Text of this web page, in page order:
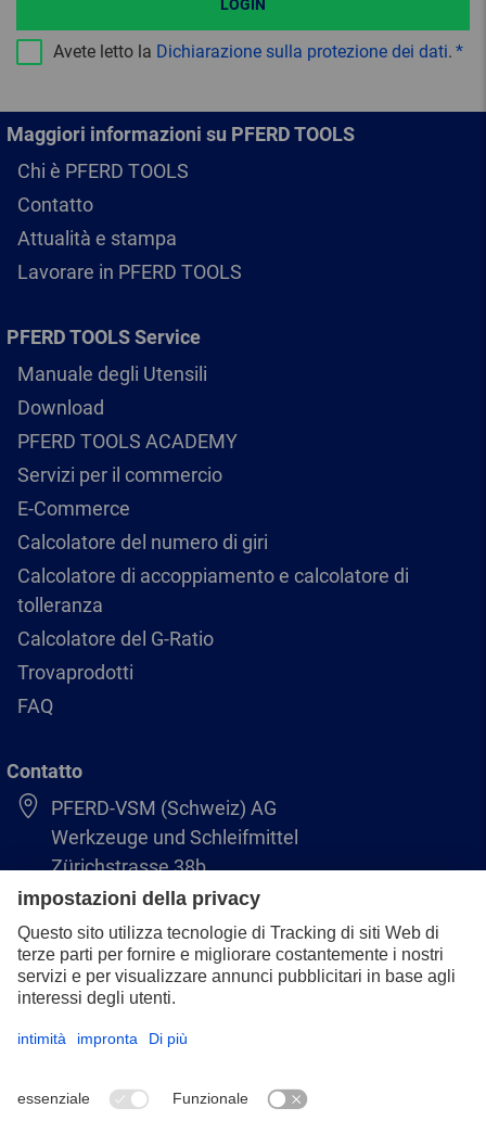
Avete letto la Dichiarazione sulla protezione dei dati.
LOGIN
Maggiori informazioni su PFERD TOOLS
Chi è PFERD TOOLS
Contatto
Attualità e stampa
Lavorare in PFERD TOOLS
PFERD TOOLS Service
Manuale degli Utensili
Download
PFERD TOOLS ACADEMY
Servizi per il commercio
E-Commerce
Calcolatore del numero di giri
Calcolatore di accoppiamento e calcolatore di
tolleranza
Calcolatore del G-Ratio
Trovaprodotti
FAQ
Contatto
PFERD-VSM (Schweiz) AG
Werkzeuge und Schleifmittel
Zürichstrasse 38b
8306 Brüttisellen
+41 44 805 2828
info@pferd-vsm.ch
Protezione dei dati